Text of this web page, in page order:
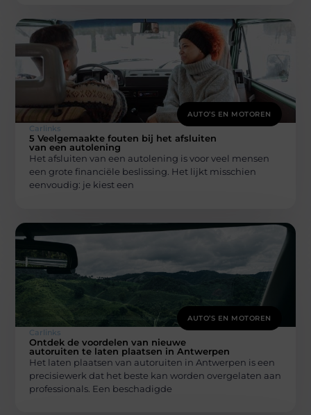
AUTO’S EN MOTOREN
Carlinks
5 Veelgemaakte fouten bij het afsluiten
van een autolening
Het afsluiten van een autolening is voor veel mensen
een grote financiële beslissing. Het lijkt misschien
eenvoudig: je kiest een
AUTO’S EN MOTOREN
Carlinks
Ontdek de voordelen van nieuwe
autoruiten te laten plaatsen in Antwerpen
Het laten plaatsen van autoruiten in Antwerpen is een
precisiewerk dat het beste kan worden overgelaten aan
professionals. Een beschadigde